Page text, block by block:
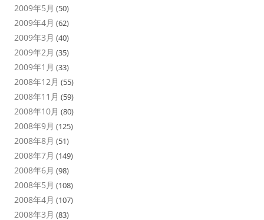
2009年5月 (50)
2009年4月 (62)
2009年3月 (40)
2009年2月 (35)
2009年1月 (33)
2008年12月 (55)
2008年11月 (59)
2008年10月 (80)
2008年9月 (125)
2008年8月 (51)
2008年7月 (149)
2008年6月 (98)
2008年5月 (108)
2008年4月 (107)
2008年3月 (83)